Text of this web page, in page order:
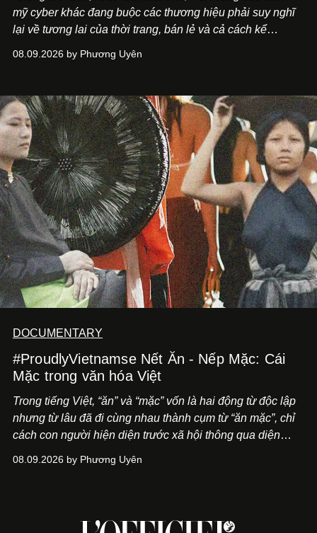
mỹ cyber khác đang buộc các thương hiệu phải suy nghĩ
lại về tương lai của thời trang, bán lẻ và cả cách kể
08.09.2026 by Phương Uyên
DOCUMENTARY
#ProudlyVietnamse Nết Ăn - Nếp Mặc: Cái
Mặc trong văn hóa Việt
Trong tiếng Việt, “ăn” và “mặc” vốn là hai động từ độc lập
nhưng từ lâu đã đi cùng nhau thành cụm từ “ăn mặc”, chỉ
cách con người hiện diện trước xã hội thông qua diện
“ăn mặc” đơn thuần là việc mặc quần áo, trong đời sống
08.09.2026 by Phương Uyên